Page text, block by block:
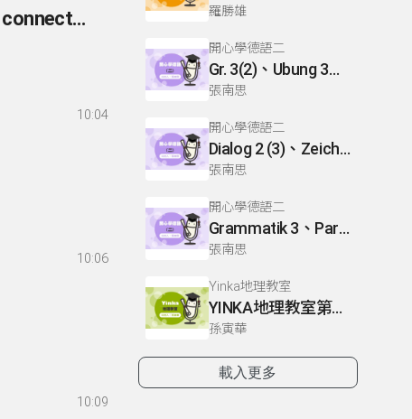
260- 英語你我他-文法篇 260 準連接詞(sentence connectors/conjunctive adverbs)
10:04
10:06
10:09
羅勝雄
開心學德語二
Gr. 3(2)、Ubung 3、Gr. 2(1)
張南思
開心學德語二
Dialog 2 (3)、Zeichnen: einen Mann、Lesetext 1(1)
張南思
開心學德語二
Grammatik 3、Partnerubungen Nr. 1, 3、Dialog 2(1)
張南思
Yinka地理教室
YINKA地理教室第一冊 P22-26
孫寅華
載入更多